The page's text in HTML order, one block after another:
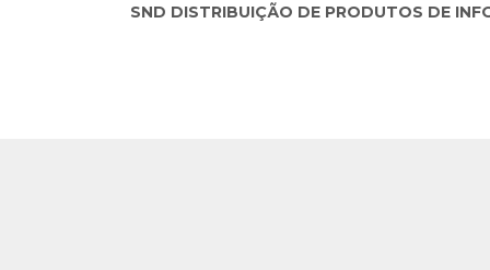
SND DISTRIBUIÇÃO DE PRODUTOS DE